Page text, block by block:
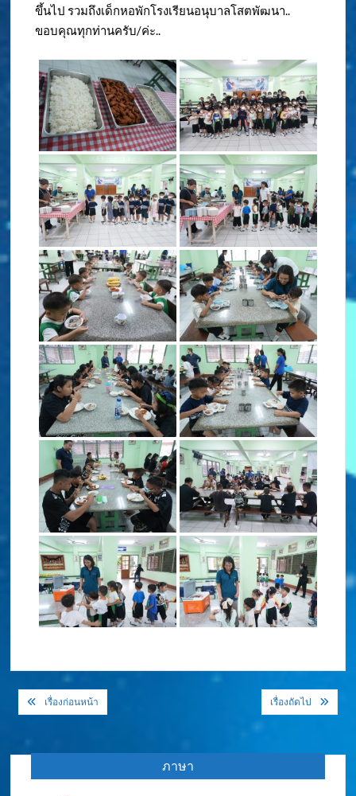
ขึ้นไป รวมถึงเด็กหอพักโรงเรียนอนุบาลโสตพัฒนา..
ขอบคุณทุกท่านครับ/ค่ะ..
แนะแนว
เรื่องก่อนหน้า เรื่องถัดไป
ภาษา